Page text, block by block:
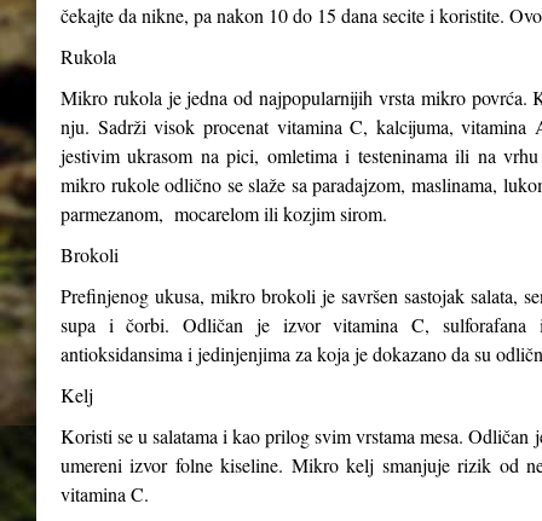
čekajte da nikne, pa nakon 10 do 15 dana secite i koristite.
Rukola
Mikro rukola je jedna od najpopularnijih vrsta mikro povrća.
nju. Sadrži visok procenat vitamina C, kalcijuma,
jestivim ukrasom na pici, omletima i testeninama ili na
mikro rukole odlično se slaže sa paradajzom, maslinama,
parmezanom, mocarelom ili kozjim sirom.
Brokoli
Prefinjenog ukusa, mikro brokoli je savršen sastojak salata,
supa i čorbi. Odličan je izvor vitamina C,
antioksidansima i jedinjenjima za koja je dokazano da su
Kelj
Koristi se u salatama i kao prilog svim vrstama mesa.
umereni izvor folne kiseline. Mikro kelj smanjuje rizik od
vitamina C.